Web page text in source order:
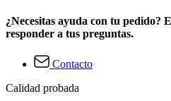
¿Necesitas ayuda con tu pedido?
responder a tus preguntas.
Contacto
Calidad probada